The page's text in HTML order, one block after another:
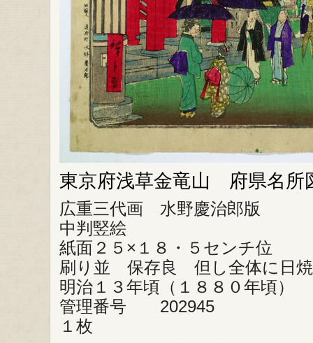
東京府浅草金竜山 府県名所
広重三代画 水野慶治郎版
中判竪絵
紙面２５×１８・５センチ位
刷り並 保存良 但し全体に日
明治１３年頃（１８８０年頃）
管理番号 202945
１枚